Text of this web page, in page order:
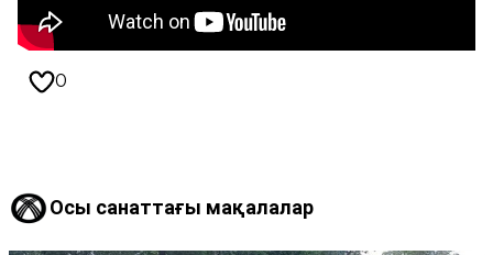
0
Осы санаттағы мақалалар